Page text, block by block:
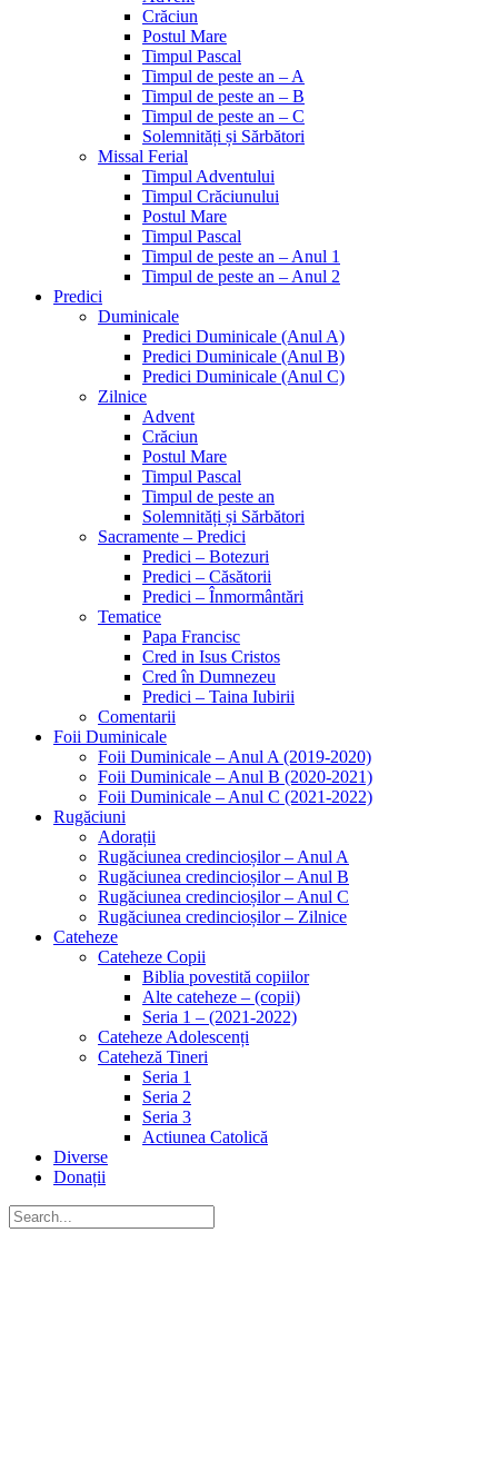
Crăciun
Postul Mare
Timpul Pascal
Timpul de peste an – A
Timpul de peste an – B
Timpul de peste an – C
Solemnități și Sărbători
Missal Ferial
Timpul Adventului
Timpul Crăciunului
Postul Mare
Timpul Pascal
Timpul de peste an – Anul 1
Timpul de peste an – Anul 2
Predici
Duminicale
Predici Duminicale (Anul A)
Predici Duminicale (Anul B)
Predici Duminicale (Anul C)
Zilnice
Advent
Crăciun
Postul Mare
Timpul Pascal
Timpul de peste an
Solemnități și Sărbători
Sacramente – Predici
Predici – Botezuri
Predici – Căsătorii
Predici – Înmormântări
Tematice
Papa Francisc
Cred in Isus Cristos
Cred în Dumnezeu
Predici – Taina Iubirii
Comentarii
Foii Duminicale
Foii Duminicale – Anul A (2019-2020)
Foii Duminicale – Anul B (2020-2021)
Foii Duminicale – Anul C (2021-2022)
Rugăciuni
Adorații
Rugăciunea credincioșilor – Anul A
Rugăciunea credincioșilor – Anul B
Rugăciunea credincioșilor – Anul C
Rugăciunea credincioșilor – Zilnice
Cateheze
Cateheze Copii
Biblia povestită copiilor
Alte cateheze – (copii)
Seria 1 – (2021-2022)
Cateheze Adolescenți
Cateheză Tineri
Seria 1
Seria 2
Seria 3
Actiunea Catolică
Diverse
Donații